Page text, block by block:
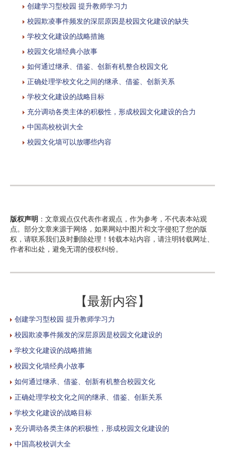
创建学习型校园 提升教师学习力
校园欺凌事件频发的深层原因是校园文化建设的缺失
学校文化建设的战略措施
校园文化墙经典小故事
如何通过继承、借鉴、创新有机整合校园文化
正确处理学校文化之间的继承、借鉴、创新关系
学校文化建设的战略目标
充分调动各类主体的积极性，形成校园文化建设的合力
中国高校校训大全
校园文化墙可以放哪些内容
版权声明 ：文章观点仅代表作者观点，作为参考，不代表本站观
点。部分文章来源于网络，如果网站中图片和文字侵犯了您的版
权，请联系我们及时删除处理！转载本站内容，请注明转载网址、
作者和出处，避免无谓的侵权纠纷。
【最新内容】
创建学习型校园 提升教师学习力
校园欺凌事件频发的深层原因是校园文化建设的
学校文化建设的战略措施
校园文化墙经典小故事
如何通过继承、借鉴、创新有机整合校园文化
正确处理学校文化之间的继承、借鉴、创新关系
学校文化建设的战略目标
充分调动各类主体的积极性，形成校园文化建设的
中国高校校训大全